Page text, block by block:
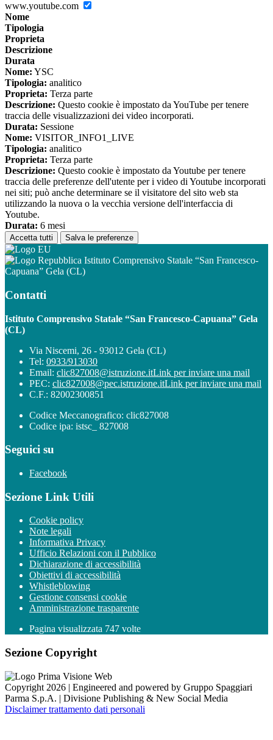
www.youtube.com
Nome
Tipologia
Proprieta
Descrizione
Durata
Nome: YSC
Tipologia: analitico
Proprieta: Terza parte
Descrizione: Questo cookie è impostato da YouTube per tenere
traccia delle visualizzazioni dei video incorporati.
Durata: Sessione
Nome: VISITOR_INFO1_LIVE
Tipologia: analitico
Proprieta: Terza parte
Descrizione: Questo cookie è impostato da Youtube per tenere
traccia delle preferenze dell'utente per i video di Youtube incorporati
nei siti; può anche determinare se il visitatore del sito web sta
utilizzando la nuova o la vecchia versione dell'interfaccia di
Youtube.
Durata: 6 mesi
Accetta tutti Salva le preferenze
Istituto Comprensivo Statale “San Francesco-
Capuana” Gela (CL)
Contatti
Istituto Comprensivo Statale “San Francesco-Capuana” Gela
(CL)
Via Niscemi, 26 - 93012 Gela (CL)
Tel: 0933/913030
Email: clic827008@istruzione.itLink per inviare una mail
PEC: clic827008@pec.istruzione.itLink per inviare una mail
C.F.: 82002300851
Codice Meccanografico: clic827008
Codice ipa: istsc_ 827008
Seguici su
Facebook
Sezione Link Utili
Cookie policy
Note legali
Informativa Privacy
Ufficio Relazioni con il Pubblico
Dichiarazione di accessibilità
Obiettivi di accessibilità
Whistleblowing
Gestione consensi cookie
Amministrazione trasparente
Pagina visualizzata 747 volte
Sezione Copyright
Copyright 2026 | Engineered and powered by Gruppo Spaggiari
Parma S.p.A. | Divisione Publishing & New Social Media
Disclaimer trattamento dati personali